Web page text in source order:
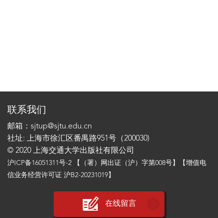
联系我们
邮箱：sjtup@sjtu.edu.cn
社址: 上海市徐汇区番禺路951号（200030)
© 2020 上海交通大学出版社有限公司
沪ICP备16051311号-2 【（署）网出证（沪）字第008号】【增值电
信业务经营许可证 沪B2-20231019】
在线留言